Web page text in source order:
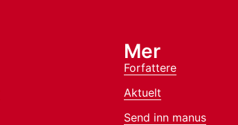
Mer
Forfattere
Aktuelt
Send inn manus